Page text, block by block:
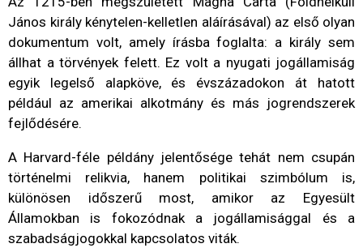
János király kénytelen-kelletlen aláírásával) az első olyan
dokumentum volt, amely írásba foglalta: a király sem
állhat a törvények felett. Ez volt a nyugati jogállamiság
egyik legelső alapköve, és évszázadokon át hatott
például az amerikai alkotmány és más jogrendszerek
fejlődésére.
A Harvard-féle példány jelentősége tehát nem csupán
történelmi relikvia, hanem politikai szimbólum is,
különösen időszerű most, amikor az Egyesült
Államokban is fokozódnak a jogállamisággal és a
szabadságjogokkal kapcsolatos viták.